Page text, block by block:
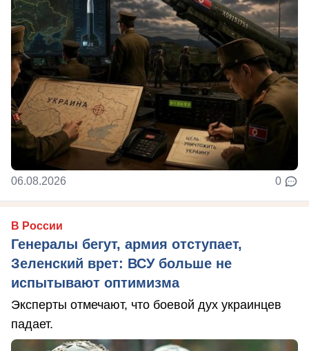
06.08.2026 0
В России
Генералы бегут, армия отступает,
Зеленский врет: ВСУ больше не
испытывают оптимизма
Эксперты отмечают, что боевой дух украинцев
падает.